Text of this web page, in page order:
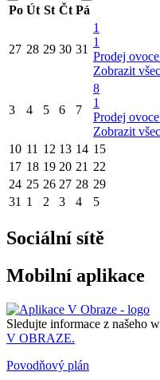
Po Út St Čt Pá
27 28 29 30 31
1
1
Prodej
Zobrazit
3 4 5 6 7
8
1
Prodej
Zobrazit
10 11 12 13 14 15
17 18 19 20 21 22
24 25 26 27 28 29
31 1 2 3 4 5
Sociální sítě
Mobilní aplikace
Sledujte informace z našeho
V OBRAZE.
Povodňový plán